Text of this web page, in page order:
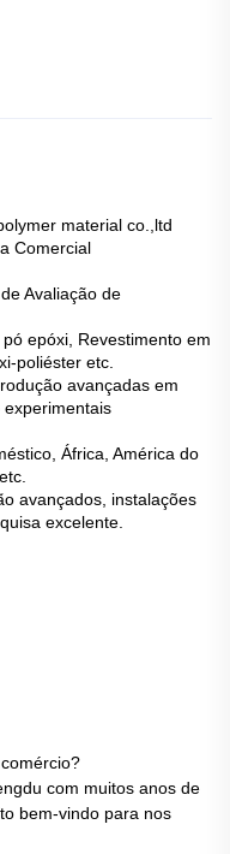
material co.,ltd
Comercial
Avaliação de
epóxi, Revestimento em
poliéster etc.
avançadas em
África, América do
avançados, instalações
excelente.
com muitos anos de
bem-vindo para nos